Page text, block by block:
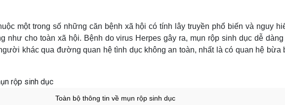
một trong số những căn bệnh xã hội có tính lây truyền phổ biến và nguy
như cho toàn xã hội. Bệnh do virus Herpes gây ra, mụn rộp sinh dục dễ
khác qua đường quan hệ tình dục không an toàn, nhất là có quan hệ bừa
Toàn bộ thông tin về mụn rộp sinh dục